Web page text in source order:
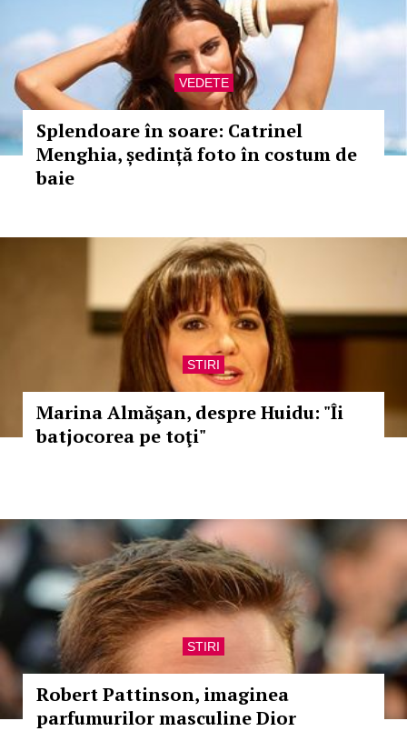
VEDETE
Splendoare în soare: Catrinel
Menghia, ședință foto în costum de
baie
STIRI
Marina Almăşan, despre Huidu: "Îi
batjocorea pe toţi"
STIRI
Robert Pattinson, imaginea
parfumurilor masculine Dior